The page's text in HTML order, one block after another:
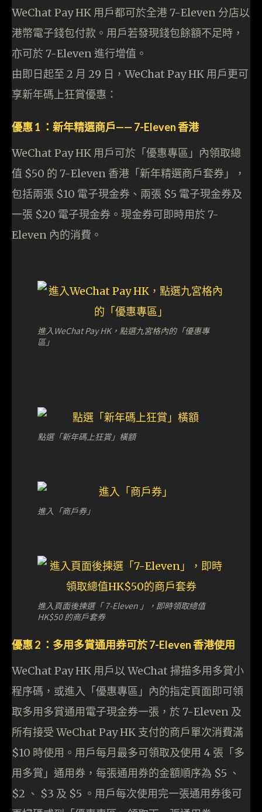
WeChat Pay HK 用戶都可於全港 7-Eleven 分店以
港幣電子錢包付款。用戶若發現錢包餘額不足時，
亦可於 7-Eleven 進行增值。
由即日起至 2 月 29 日，WeChat Pay HK 用戶更可
享新年碼上狂賞優惠：
優惠 1 ：新年精選商戶—— 7-Eleven 香港
WeChat Pay HK 用戶可於「優惠專區」內領取總
值 $50 的 7-Eleven 香港「新年精選商戶套券」，
包括兩張 $10 電子現金券、兩張 $5 電子現金券及
一張 $20 電子現金券。現金券可即時用於 7-
Eleven 內的消費。
進入WeChat Pay HK，點選九宮格內的「優惠專
區」
點選「新年碼上狂賞」橫額
進入「商戶券」
進入頁面後揀選「 7-Eleven 」，即時領取總值
HK$50 的商戶套券
優惠 2 ：多用多賞通用券可於 7-Eleven 香港使用
WeChat Pay HK 用戶以 WeChat 掃描多用多賞小
程序碼，或進入「優惠專區」內的指定頁面即可領
取多用多賞通用電子現金券一張，於 7-Eleven 及
所有接受 WeChat Pay HK 支付的商戶單次消費滿
$10 時使用。用戶每月最多可領取及使用 4 張「多
用多賞」通用券，每張通用券的金額順序為 $5 、
$2 、 $3 及 $5 。用戶每次使用完一張通用券後可